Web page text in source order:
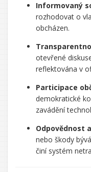
Informovaný
rozhodovat o
obcházen.
otevřené
reflektována v
Participace
demokratické
zavádění
Odpovědnost
nebo škody
činí systém